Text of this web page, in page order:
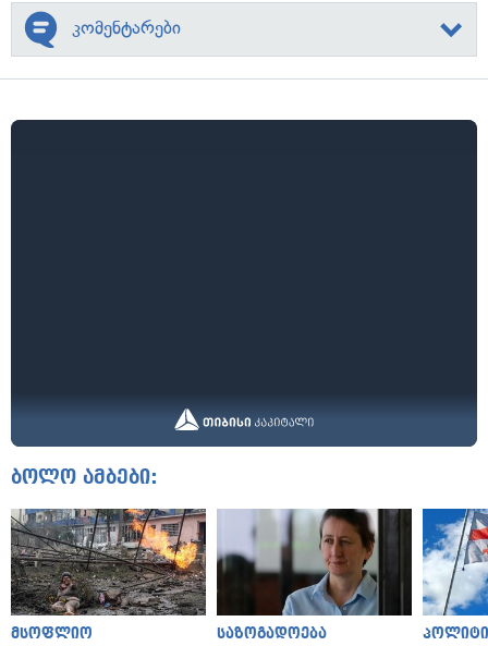
კომენტარები
ბოლო ამბები:
მსოფლიო საზოგადოება